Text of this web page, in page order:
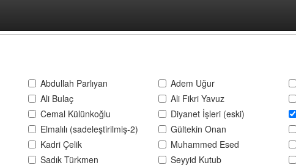
Abdullah Parlıyan Adem Uğur
Ali Bulaç Ali Fikri Yavuz
Cemal Külünkoğlu Diyanet İşleri (eski)
Elmalılı (sadeleştirilmiş-2) Gültekin Onan
Kadri Çelik Muhammed Esed
Sadık Türkmen Seyyid Kutub